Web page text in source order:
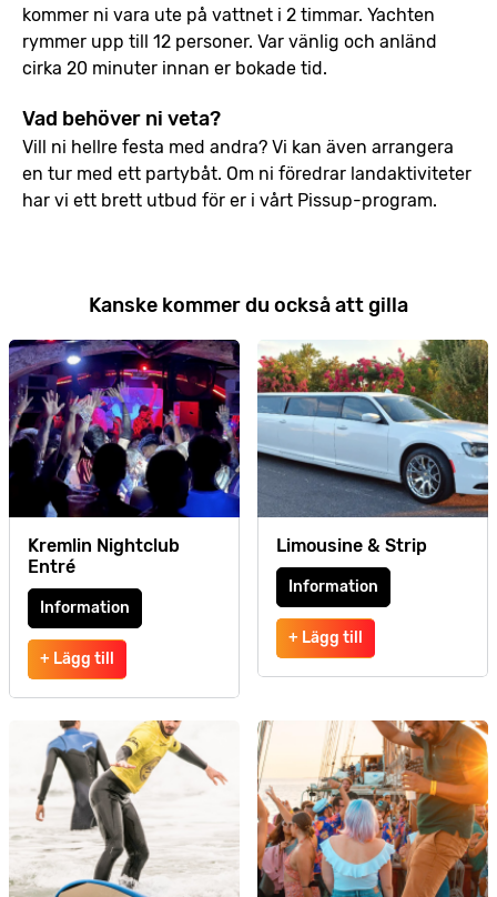
kommer ni vara ute på vattnet i 2 timmar. Yachten
rymmer upp till 12 personer. Var vänlig och anländ
cirka 20 minuter innan er bokade tid.
Vad behöver ni veta?
Vill ni hellre festa med andra? Vi kan även arrangera
en tur med ett partybåt. Om ni föredrar landaktiviteter
har vi ett brett utbud för er i vårt Pissup-program.
Kanske kommer du också att gilla
Kremlin Nightclub
Entré
Information
+ Lägg till
Limousine & Strip
Information
+ Lägg till